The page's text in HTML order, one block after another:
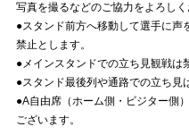
写真を撮るなどのご協力をよろしく
●スタンド前方へ移動して選手に声
禁止とします。
●メインスタンドでの立ち見観戦は
●スタンド最後列や通路での立ち見
●A自由席（ホーム側・ビジター側
ございます。